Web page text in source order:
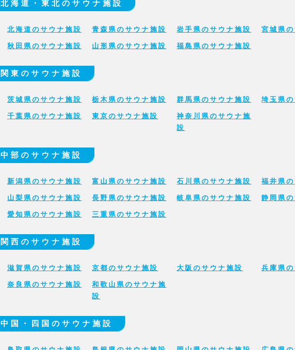
北海道・東北のサウナ施設
北海道のサウナ施設 青森県のサウナ施設 岩手県のサウナ施設 宮城県
秋田県のサウナ施設 山形県のサウナ施設 福島県のサウナ施設
関東のサウナ施設
茨城県のサウナ施設 栃木県のサウナ施設 群馬県のサウナ施設 埼玉県
千葉県のサウナ施設 東京のサウナ施設
神奈川県のサウナ施
設
中部のサウナ施設
新潟県のサウナ施設 富山県のサウナ施設 石川県のサウナ施設 福井県
山梨県のサウナ施設 長野県のサウナ施設 岐阜県のサウナ施設 静岡県
愛知県のサウナ施設 三重県のサウナ施設
関西のサウナ施設
滋賀県のサウナ施設 京都のサウナ施設 大阪のサウナ施設 兵庫県
奈良県のサウナ施設
和歌山県のサウナ施
設
中国・四国のサウナ施設